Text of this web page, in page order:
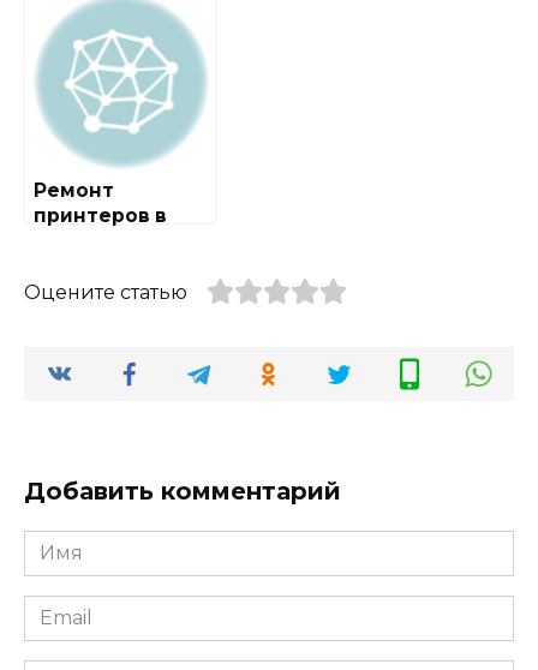
Измайлово
Ремонт
принтеров в
Оцените статью
Добавить комментарий
Имя
Email